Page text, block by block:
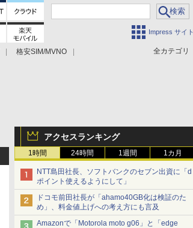
Impress サイト
全カテゴリ
格安SIM/MVNO
アクセスランキング
1時間 24時間 1週間 1カ月
NTT島田社長、ソフトバンクのセブン出資に「d
ポイント使えるようにして」
ドコモ前田社長が「ahamo40GB化は検証のた
め」、料金値上げへの考え方にも言及
Amazonで「Motorola moto g06」と「edge